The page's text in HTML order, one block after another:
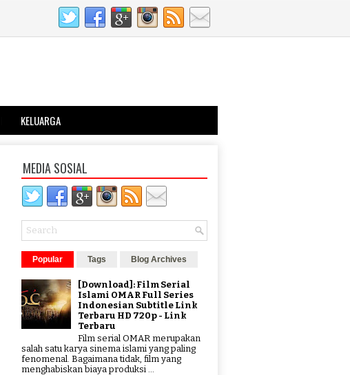
KELUARGA
MEDIA SOSIAL
Popular Tags Blog Archives
[Download]: Film Serial
Islami OMAR Full Series
Indonesian Subtitle Link
Terbaru HD 720p - Link
Terbaru
Film serial OMAR merupakan
salah satu karya sinema islami yang paling
fenomenal. Bagaimana tidak, film yang
menghabiskan biaya produksi ...